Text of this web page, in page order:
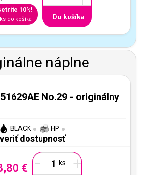
10%!
do košíka Do košíka
náplne
No.29 - originálny
BLACK HP
dostupnosť
€ - +